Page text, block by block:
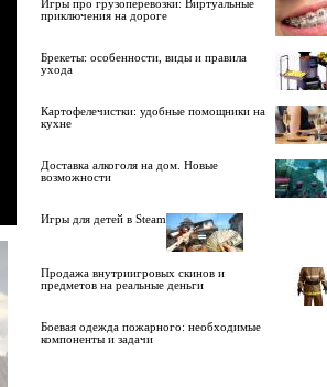
Игры про грузоперевозки: Виртуальные
приключения на дороге
Брекеты: особенности, виды и правила
ухода
Картофелечистки: удобные помощники на
кухне
Доставка алкоголя на дом. Новые
возможности
Игры для детей в Steam
Продажа внутриигровых скинов и
предметов на реальные деньги
Боевая одежда пожарного: необходимые
компоненты и задачи